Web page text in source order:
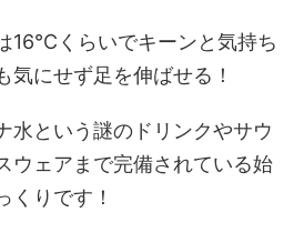
16℃くらいでキーンと気持ち
気にせず足を伸ばせる！
水という謎のドリンクやサウ
ウェアまで完備されている始
くりです！